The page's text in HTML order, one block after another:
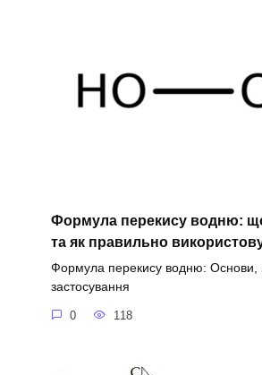
Формула перекису водню:
та як правильно
Формула перекису водню: Основи,
застосування
0 118